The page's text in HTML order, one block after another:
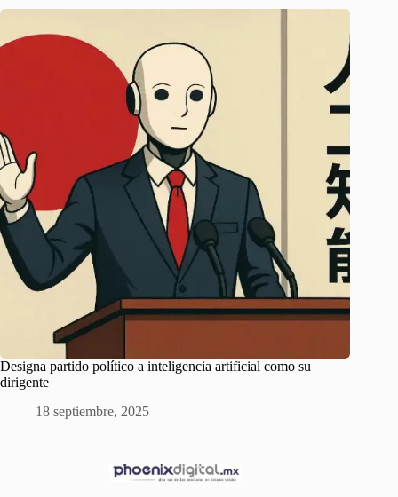
Designa partido político a inteligencia artificial como su
dirigente
18 septiembre, 2025